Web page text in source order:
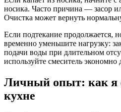
носика. Часто причина — засор
Очистка может вернуть
Если подтекание продолжается,
временно уменьшите нагрузку:
подачи воды при длительном
используйте смеситель экономно
Личный опыт: как я
кухне